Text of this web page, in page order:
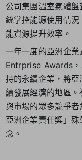
公司集團溫室氣體
統掌控能源使用情
能資源提升效率。
一年一度的亞洲企
Entrprise Awards，
持的永續企業，將
續發展經濟的地區
與市場的眾多競爭
亞洲企業責任獎」
念。